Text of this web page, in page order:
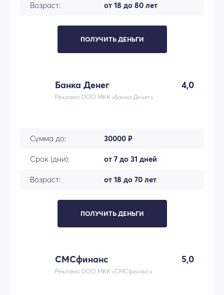
Возраст: от 18 до 80 лет
ПОЛУЧИТЬ ДЕНЬГИ
Банка Денег 4,0
Реклама ООО МКК «Банка Денег»
Сумма до: 30000 ₽
Срок (дни): от 7 до 31 дней
Возраст: от 18 до 70 лет
ПОЛУЧИТЬ ДЕНЬГИ
СМСфинанс 5,0
Реклама ООО МКК «СМСфинанс»